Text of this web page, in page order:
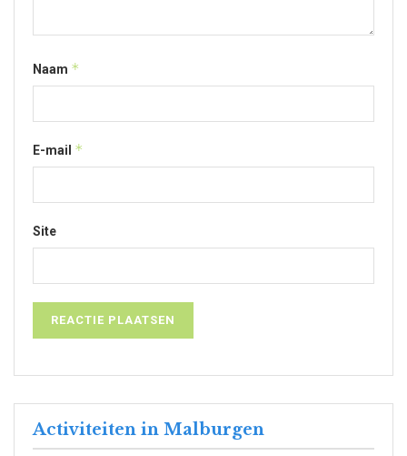
Naam *
E-mail *
Site
Activiteiten in Malburgen